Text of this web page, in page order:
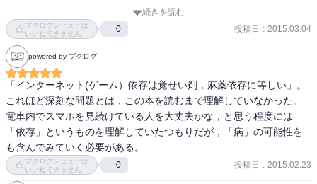
がうつ病を作り出している現実がある。
アルコール産業に、パチンコ産業、そのどれも市場規模が莫大にデ
カいが、
それと同様に、桁違いのうつ病患者を作り出している。
もちろん、いずれは、ネットゲームも仲間入りをする。
冒頭の「簡単に幸せになるには？」ネットゲームをやればいい
が、
ネットゲームは、あまりに面白くデザインされているので、
もし「はまってしまい」依存的症状が現れたら、その時点でアウト
となる。
以後、幸せを感じることはなくなり、一生苦しむことになる。自分
究によって結果はまちまちである。ちなみに近年、急速に普及して
いるスマートフォンについての研究はほとんどなく、多くはパソコ
ン、フューチャーフォン、ネット機能を持たないゲーム機について
の研究である。
なお本書でDSM-5で「インターネットゲーム障害」がされたと紹介
されているが（p.60）、位置付けはカフェイン使用障害と同じく、
Conditions for Further Study（今後の研究のための病態）である。加
えて、本書で紹介されているインターネットゲーム障害の診断尺度
「DSM-5」の元は、DSM-5の1つ前の診断基準であるDSM-4の病的
ギャンブル依存の基準を元にしたキンバリー・ヤングの指標で、こ
コやゲームにしろ、それを摂取するだけで、あるいはプレイするだ
けで、いとも簡単に興奮や歓喜を味わえる。そこに、依存症という
病気の付け入るスキがある。(p.42)
危険な依存の段階になると、以前は関心や意欲を注いでいたことに
も興味ややる気を失い、ゲームやスマホに時間を費やすことが優先
されるようになる。かつては大切にしていたこともおろそかにな
る。
依存の対象が何であれ、依存症の状態に陥ると、それまで、とても
きちんとしていたような人も、だらしなくなる。その人をその人た
らしめていた価値観が徐々に崩れ出すのだ。時間が経つうちに、見
続きを読む
ブクログレビューは
いいねできません
0 投稿日 : 2015.03.04
powered by ブクログ
「インターネット(ゲーム）依存は覚せい剤，麻薬依存に等しい」。
これほど深刻な問題とは，この本を読むまで理解していなかった。
電車内でスマホを見続けている人を大丈夫かな，と思う程度には
「依存」というものを理解していたつもりだが，「病」の可能性を
も含んでみていく必要がある。
ブクログレビューは
いいねできません
0 投稿日 : 2015.02.23